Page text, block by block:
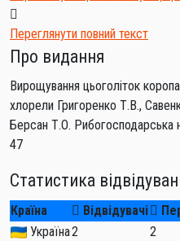
Переглянути повний текст
Про видання
Вирощування цьоголіток
хлорели Григоренко Т.В.,
Берсан Т.О. Рибогосподарська
47
Статистика
Країна Відвідувачі
Україна2
2